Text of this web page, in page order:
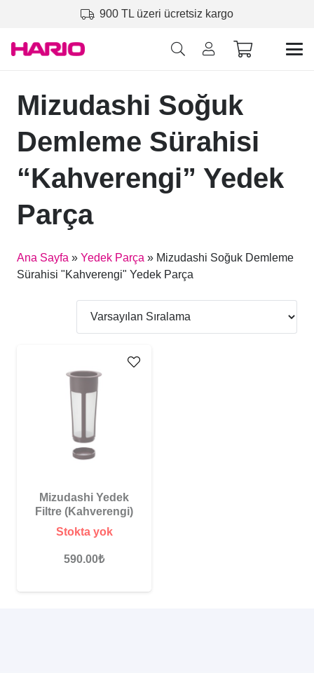
900 TL üzeri ücretsiz kargo
Mizudashi Soğuk
Demleme Sürahisi
“Kahverengi” Yedek
Parça
Ana Sayfa » Yedek Parça » Mizudashi Soğuk Demleme
Sürahisi "Kahverengi" Yedek Parça
Mizudashi Yedek
Filtre (Kahverengi)
Stokta yok
590.00₺